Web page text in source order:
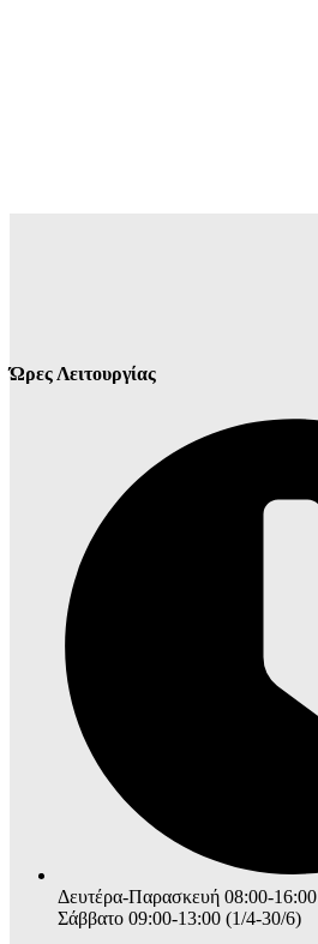
Ώρες Λειτουργίας
Δευτέρα-Παρασκευή 08:00-16:00
Σάββατο 09:00-13:00 (1/4-30/6)